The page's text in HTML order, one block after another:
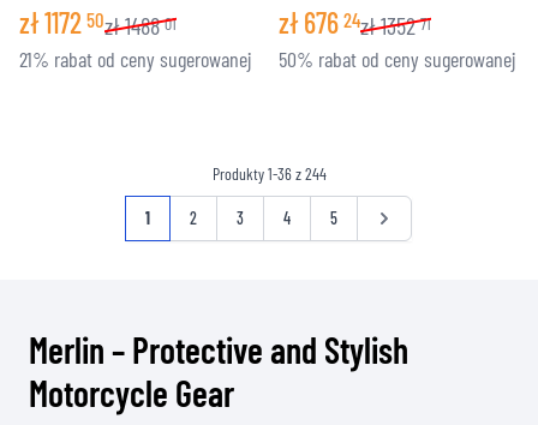
zł1172 50zł1488 01
21% rabat od ceny sugerowanej
zł676 24zł1352 71
50% rabat od ceny sugerowanej
Produkty1-36z244
Strona
Aktualnie czytasz stronę
1 Strona
2 Strona
3 Strona
4 Strona
5 Strona
Merlin – Protective and Stylish
Motorcycle Gear